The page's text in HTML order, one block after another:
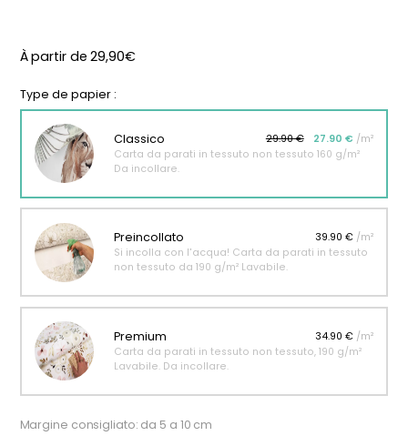
À partir de29,90€
Type de papier :
Classico 29.90 € 27.90 € /m²
Carta da parati in tessuto non tessuto 160 g/m²
Da incollare.
Preincollato 39.90 € /m²
Si incolla con l'acqua! Carta da parati in tessuto
non tessuto da 190 g/m² Lavabile.
Premium 34.90 € /m²
Carta da parati in tessuto non tessuto, 190 g/m²
Lavabile. Da incollare.
Margine consigliato: da 5 a 10 cm